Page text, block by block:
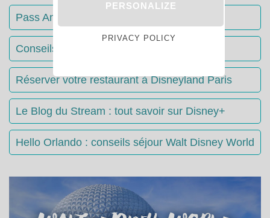
Pass Annuels Disney : informations
Conseils & Astuces Disneyland Paris
Réserver votre restaurant à Disneyland Paris
Le Blog du Stream : tout savoir sur Disney+
Hello Orlando : conseils séjour Walt Disney World
PERSONALIZE
PRIVACY POLICY